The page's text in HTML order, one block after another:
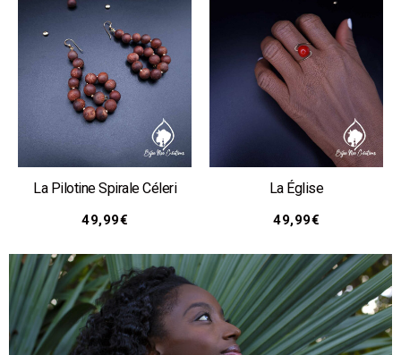
La Pilotine Spirale Céleri
49,99€
La Église
49,99€